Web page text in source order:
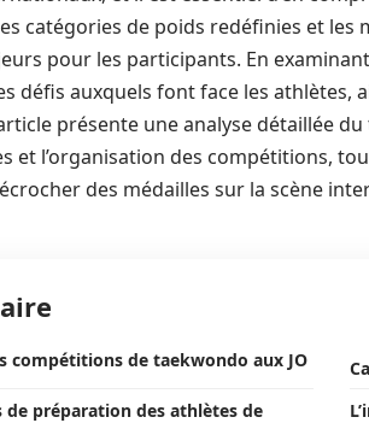
catégories de poids redéfinies et
pour les participants. En
défis auxquels font face les athlètes,
présente une analyse détaillée
et l’organisation des compétitions,
des médailles sur la scène
compétitions de taekwondo aux JO
de préparation des athlètes de